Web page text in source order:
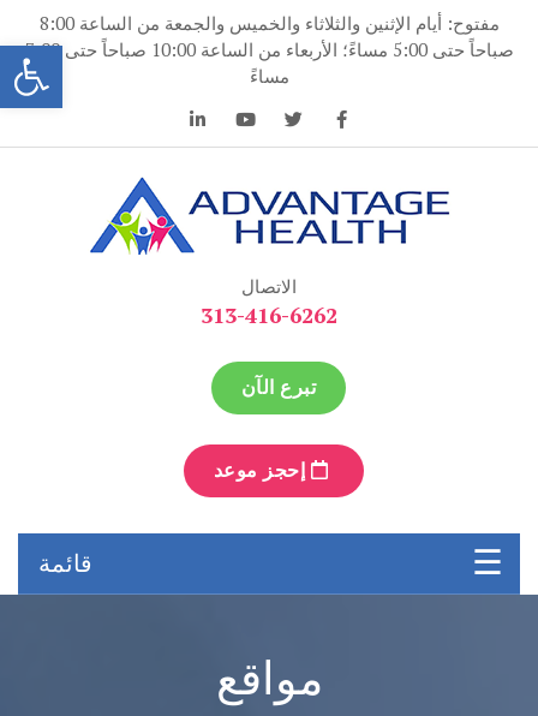
المحتوى
مفتوح: أيام الإثنين والثلاثاء والخميس والجمعة من الساعة 8:00
صباحاً حتى 5:00 مساءً؛ الأربعاء من الساعة 10:00 صباحاً حتى 7:00
مساءً
الاتصال
313-416-6262
تبرع الآن
إحجز موعد
قائمة
مواقع